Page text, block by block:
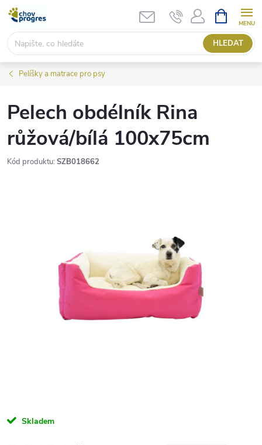
Přejít
obsah
HLEDAT
NÁKUPNÍ
KOŠÍK
Pelíšky a matrace pro psy
Pelech obdélník Rina
růžová/bílá 100x75cm
Kód produktu: SZB018662
Skladem